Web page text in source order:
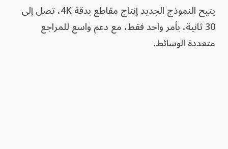
يتيح النموذج الجديد إنتاج مقاطع بدقة 4K، تصل إلى
30 ثانية، بأمر واحد فقط، مع دعم واسع للمراجع
متعددة الوسائط.